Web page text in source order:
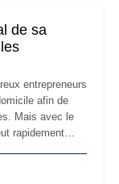
de sa
entrepreneurs
afin de
Mais avec le
rapidement
Le